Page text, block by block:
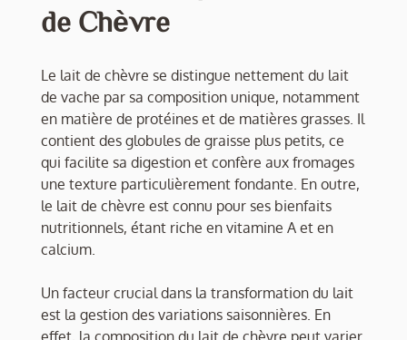
de Chèvre
Le lait de chèvre se distingue nettement du lait
de vache par sa composition unique, notamment
en matière de protéines et de matières grasses. Il
contient des globules de graisse plus petits, ce
qui facilite sa digestion et confère aux fromages
une texture particulièrement fondante. En outre,
le lait de chèvre est connu pour ses bienfaits
nutritionnels, étant riche en vitamine A et en
calcium.
Un facteur crucial dans la transformation du lait
est la gestion des variations saisonnières. En
effet, la composition du lait de chèvre peut varier